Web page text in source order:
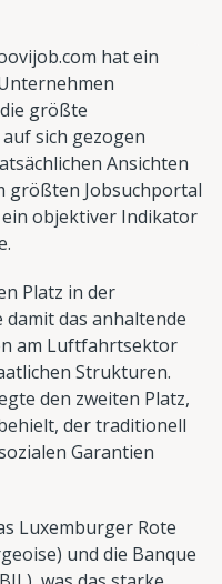
hat ein
größte
sich gezogen
Ansichten
größten Jobsuchportal
objektiver Indikator
Platz in der
das anhaltende
am Luftfahrtsektor
Strukturen.
den zweiten Platz,
der traditionell
Garantien
Luxemburger Rote
und die Banque